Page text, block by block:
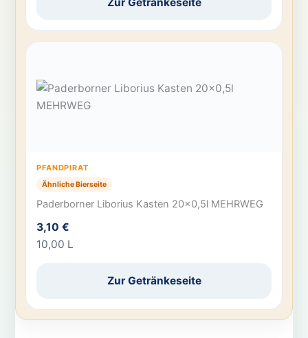
PFANDPIRAT
Ähnliche Bierseite
Paderborner Liborius Kasten 20×0,5l MEHRWEG
3,10 €
10,00 L
Zur Getränkeseite